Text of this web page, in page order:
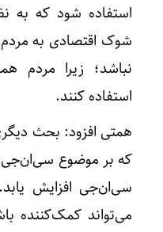
استفاده شود که
شوک اقتصادی به
نباشد؛ زیرا مردم
استفاده کنند.
همتی افزود: بحث
که بر موضوع
سی‌ان‌جی افزایش
می‌تواند کمک‌کننده